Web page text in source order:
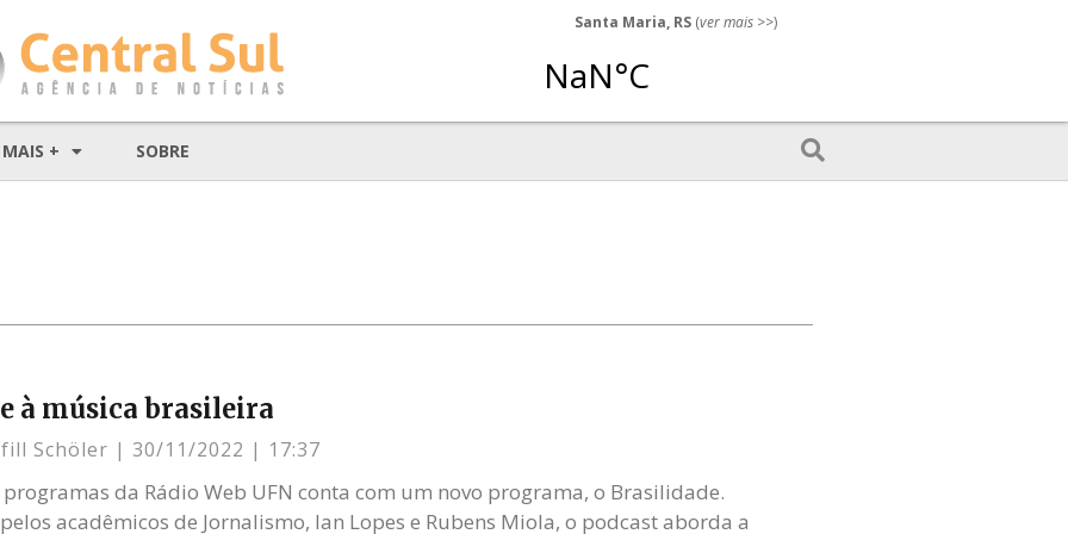
Santa Maria, RS (ver mais >>)
MAIS + SOBRE
à música brasileira
Schöler 30/11/2022 17:37
da Rádio Web UFN conta com um novo programa, o Brasilidade.
acadêmicos de Jornalismo, Ian Lopes e Rubens Miola, o podcast aborda a